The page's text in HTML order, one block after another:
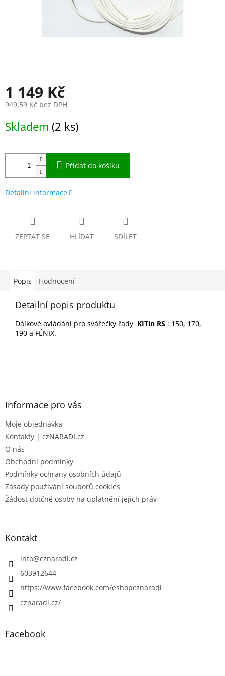
1 149 Kč
949,59 Kč bez DPH
cena:
Skladem (2 ks)
Přidat do košíku
Detailní informace
ZEPTAT SE HLÍDAT SDÍLET
Popis Hodnocení
Detailní popis produktu
Dálkové ovládání pro svářečky řady KITin RS : 150, 170,
190 a FÉNIX.
Z
Informace pro vás
Moje objednávka
Kontakty | czNARADI.cz
O nás
Obchodní podmínky
Podmínky ochrany osobních údajů
Zásady používání souborů cookies
Žádost dotčné osoby na uplatnění jejich práv
Kontakt
info@cznaradi.cz
603912644
https://www.facebook.com/eshopcznaradi
cznaradi.cz/
Facebook